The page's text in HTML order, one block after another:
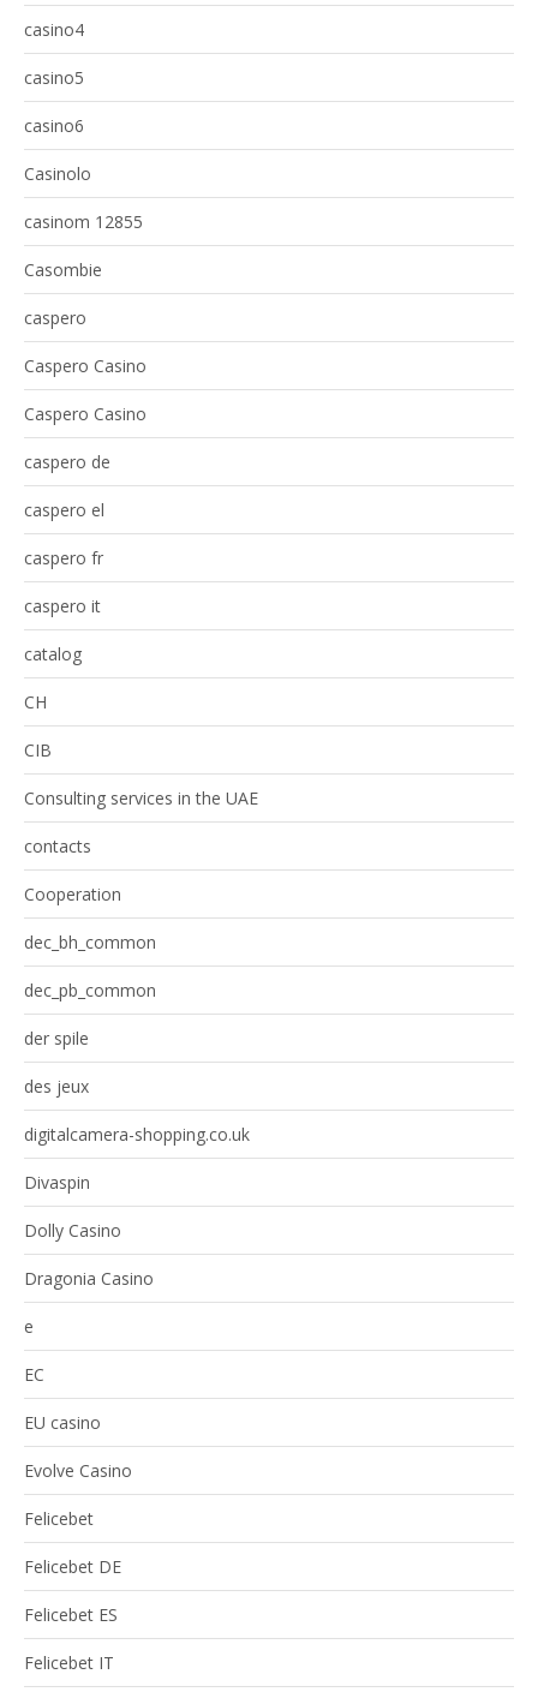
casino4
casino5
casino6
Casinolo
casinom 12855
Casombie
caspero
Caspero Casino
Caspero Casino
caspero de
caspero el
caspero fr
caspero it
catalog
CH
CIB
Consulting services in the UAE
contacts
Cooperation
dec_bh_common
dec_pb_common
der spile
des jeux
digitalcamera-shopping.co.uk
Divaspin
Dolly Casino
Dragonia Casino
e
EC
EU casino
Evolve Casino
Felicebet
Felicebet DE
Felicebet ES
Felicebet IT